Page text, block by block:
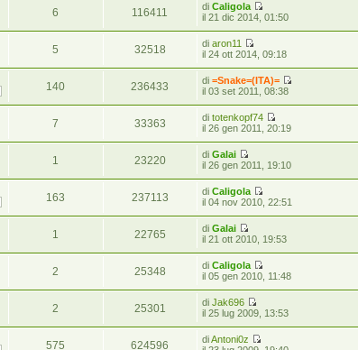
6 116411 diCaligola
il 21 dic 2014, 01:50
5 32518 diaron11
il 24 ott 2014, 09:18
140 236433 di=Snake=(ITA)=
il 03 set 2011, 08:38
7 33363 ditotenkopf74
il 26 gen 2011, 20:19
1 23220 diGalai
il 26 gen 2011, 19:10
163 237113 diCaligola
il 04 nov 2010, 22:51
1 22765 diGalai
il 21 ott 2010, 19:53
2 25348 diCaligola
il 05 gen 2010, 11:48
2 25301 diJak696
il 25 lug 2009, 13:53
575 624596 diAntoni0z